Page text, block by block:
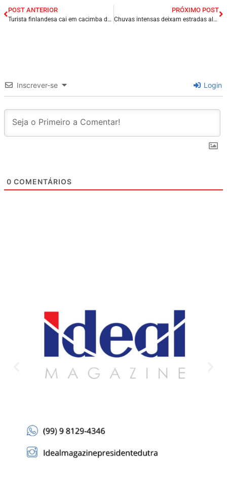
POST ANTERIOR
Turista finlandesa cai em cacimba de 8 metros de profundidade e é resgatada por bombeiros no interior do Ceará.
PRÓXIMO POST
Chuvas intensas deixam estradas alagadas e dificultam acesso a povoados no Sul do Piauí.
Inscrever-se Login
0 COMENTÁRIOS